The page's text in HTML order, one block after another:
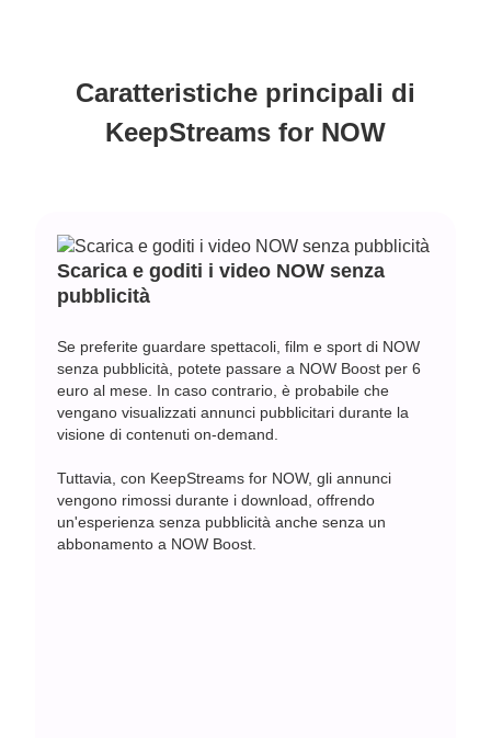
Caratteristiche principali di
KeepStreams for NOW
Scarica e goditi i video NOW senza
pubblicità
Se preferite guardare spettacoli, film e sport di NOW
senza pubblicità, potete passare a NOW Boost per 6
euro al mese. In caso contrario, è probabile che
vengano visualizzati annunci pubblicitari durante la
visione di contenuti on-demand.
Tuttavia, con KeepStreams for NOW, gli annunci
vengono rimossi durante i download, offrendo
un'esperienza senza pubblicità anche senza un
abbonamento a NOW Boost.